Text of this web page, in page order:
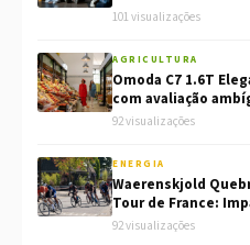
101 visualizações
AGRICULTURA
Omoda C7 1.6T
com avaliação
92 visualizações
ENERGIA
Waerenskjold
Tour de France:
92 visualizações